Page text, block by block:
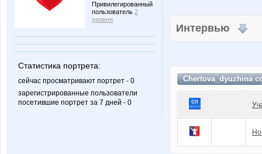
Привилегированный
пользователь 2
уровня
Статистика портрета:
сейчас просматривают портрет - 0
зарегистрированные пользователи
посетившие портрет за 7 дней - 0
Интервью
Chertova_dyuzhina